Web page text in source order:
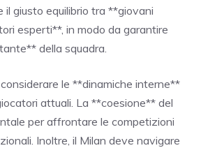
il giusto equilibrio tra **giovani
esperti**, in modo da garantire
della squadra.
le **dinamiche interne**
attuali. La **coesione** del
per affrontare le competizioni
Inoltre, il Milan deve navigare